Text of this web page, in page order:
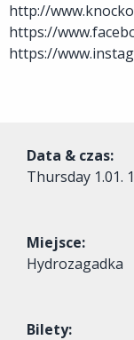
http://
https://
https://
Data & czas:
Thursday 1.01.
Miejsce:
Hydrozagadka
Bilety: